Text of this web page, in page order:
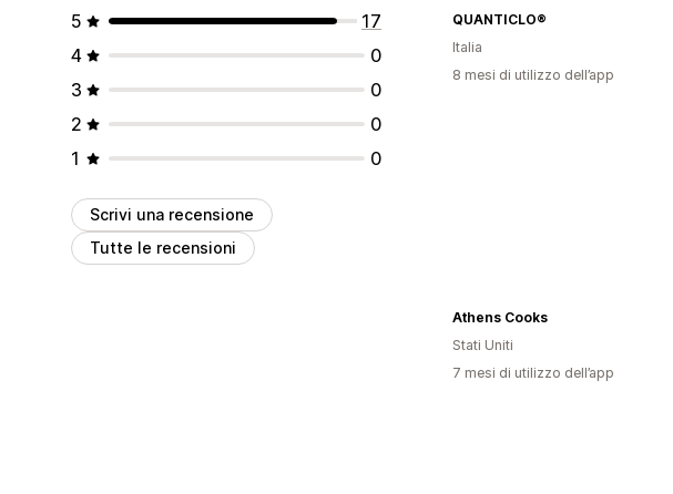
5
17
4
0
3
0
2
0
1
0
Scrivi una recensione
Tutte le recensioni
QUANTICLO®
Italia
8 mesi di utilizzo dell’app
Athens Cooks
Stati Uniti
7 mesi di utilizzo dell’app